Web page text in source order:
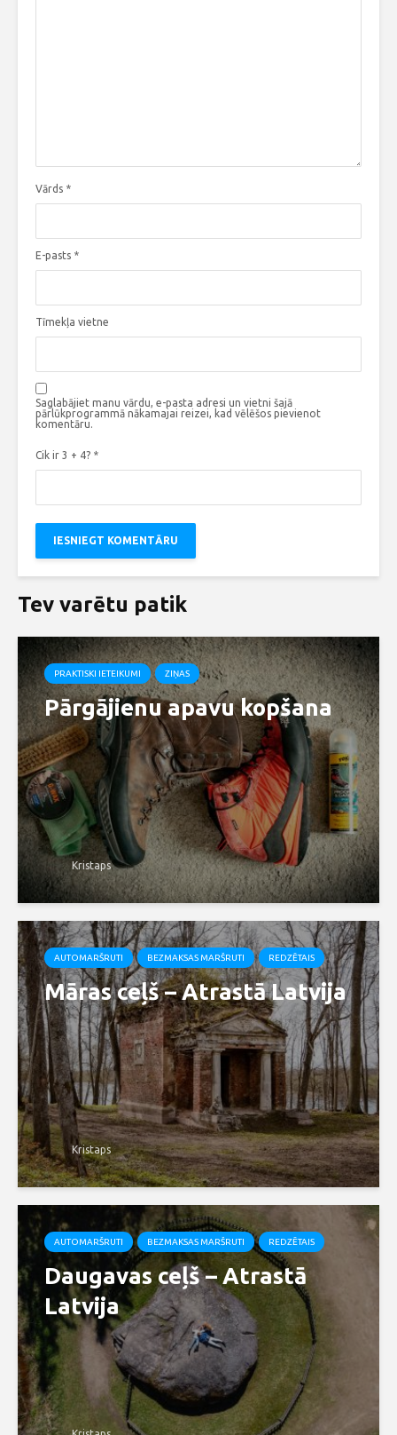
Vārds *
E-pasts *
Tīmekļa vietne
Saglabājiet manu vārdu, e-pasta adresi un vietni šajā
pārlūkprogrammā nākamajai reizei, kad vēlēšos pievienot
komentāru.
Cik ir 3 + 4? *
Tev varētu patik
PRAKTISKI IETEIKUMI ZIŅAS
Pārgājienu apavu kopšana
Kristaps
AUTOMARŠRUTI BEZMAKSAS MARŠRUTI REDZĒTAIS
Māras ceļš – Atrastā Latvija
Kristaps
AUTOMARŠRUTI BEZMAKSAS MARŠRUTI REDZĒTAIS
Daugavas ceļš – Atrastā
Latvija